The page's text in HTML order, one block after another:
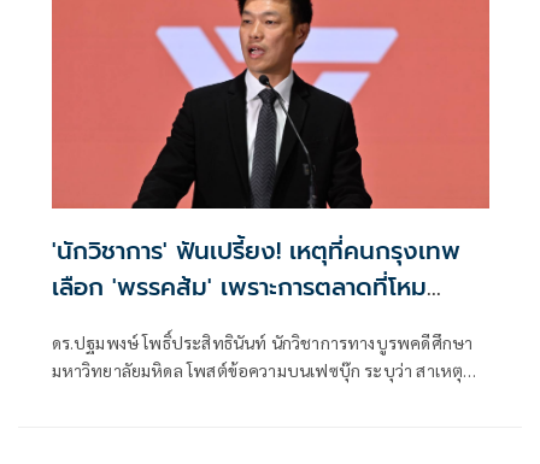
'นักวิชาการ' ฟันเปรี้ยง! เหตุที่คนกรุงเทพ
เลือก 'พรรคส้ม' เพราะการตลาดที่โหม
กระหน่ำทางสื่อ
ดร.ปฐมพงษ์ โพธิ์ประสิทธินันท์ นักวิชาการทางบูรพคดีศึกษา
มหาวิทยาลัยมหิดล โพสต์ข้อความบนเฟซบุ๊ก ระบุว่า สาเหตุที่